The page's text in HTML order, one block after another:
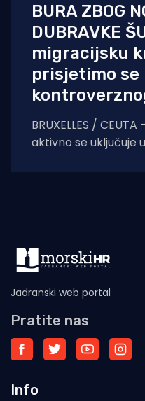
BURA ZBOG
DUBRAVKE
migracijsku
prisjetimo se
BRUXELLES /
aktivno se uključuje
Jadranski web portal
Pratite nas
Info